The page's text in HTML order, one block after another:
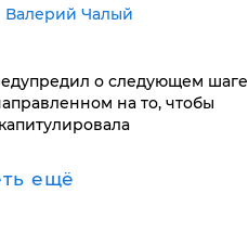
Валерий Чалый
о следующем шаге
на то, чтобы
ещё